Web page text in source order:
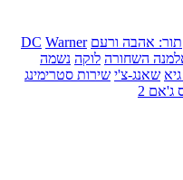
תור: אהבה ורעם DC Warner
השחורה לוקה נשמה
שאנג-צ'י שירות סטרימינג
ג'אם 2